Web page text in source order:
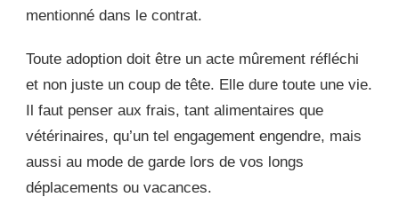
mentionné dans le contrat.
Toute adoption doit être un acte mûrement réfléchi
et non juste un coup de tête. Elle dure toute une vie.
Il faut penser aux frais, tant alimentaires que
vétérinaires, qu’un tel engagement engendre, mais
aussi au mode de garde lors de vos longs
déplacements ou vacances.